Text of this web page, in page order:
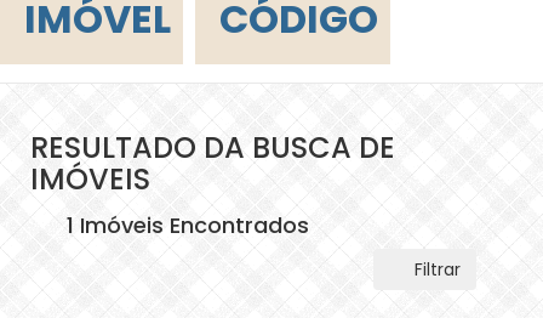
IMÓVEL CÓDIGO
RESULTADO DA BUSCA DE
IMÓVEIS
1 Imóveis Encontrados
Filtrar